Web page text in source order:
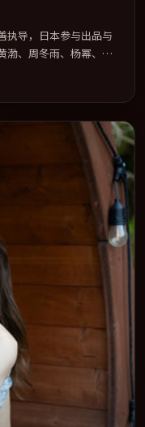
执导，日本参与出品与
渤、周冬雨、杨幂、周
上力求统一。定于
，2024 年度话题片中口
完整观看。